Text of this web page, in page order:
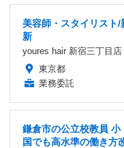
美容師・スタイリスト
新
youres hair 新宿三丁目店
東京都
業務委託
鎌倉市の公立校教員
国でも高水準の働き方